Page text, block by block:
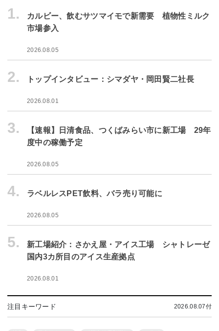
1.
カルビー、飲むサツマイモで新需要 植物性ミルク
市場参入
2026.08.05
2. トップインタビュー：シマダヤ・岡田賢二社長
2026.08.01
3.
【速報】日清食品、つくばみらい市に新工場 29年
度中の稼働予定
2026.08.05
4. ラベルレスPET飲料、バラ売り可能に
2026.08.05
5.
新工場紹介：さかえ屋・アイス工場 シャトレーゼ
国内3カ所目のアイス生産拠点
2026.08.01
注目キーワード 2026.08.07付